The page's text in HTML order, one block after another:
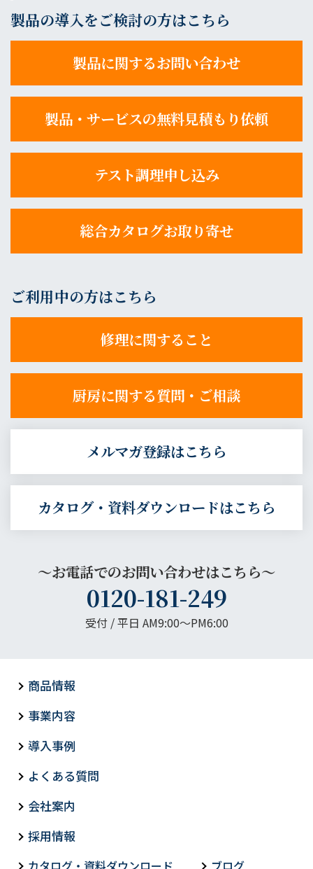
製品の導入をご検討の方はこちら
製品に関するお問い合わせ
製品・サービスの無料見積もり依頼
テスト調理申し込み
総合カタログお取り寄せ
ご利用中の方はこちら
修理に関すること
厨房に関する質問・ご相談
メルマガ登録はこちら
カタログ・資料ダウンロードはこちら
～お電話でのお問い合わせはこちら～
0120-181-249
受付 / 平日 AM9:00〜PM6:00
商品情報
事業内容
導入事例
よくある質問
会社案内
採用情報
カタログ・資料ダウンロード ブログ